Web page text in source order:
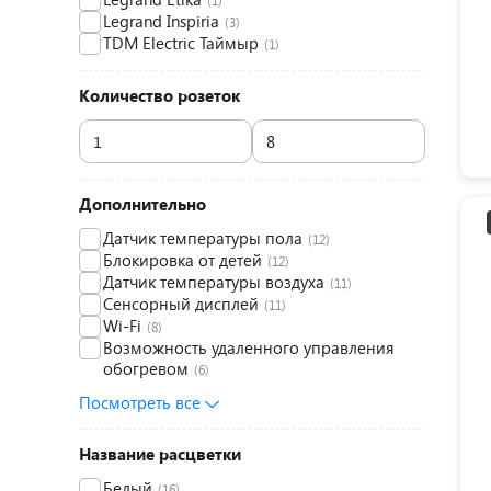
Legrand Inspiria (3)
TDM Electric Таймыр (1)
Количество розеток
Дополнительно
Датчик температуры пола (12)
Блокировка от детей (12)
Датчик температуры воздуха (11)
Сенсорный дисплей (11)
Wi-Fi (8)
Возможность удаленного управления
обогревом (6)
Посмотреть все
Название расцветки